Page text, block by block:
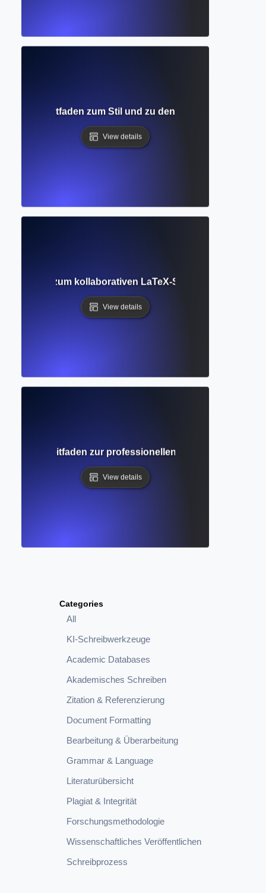
Categories
All
KI-Schreibwerkzeuge
Academic Databases
Akademisches Schreiben
Zitation & Referenzierung
Document Formatting
Bearbeitung & Überarbeitung
Grammar & Language
Literaturübersicht
Plagiat & Integrität
Forschungsmethodologie
Wissenschaftliches Veröffentlichen
Schreibprozess
Leitfaden zum Stil und zu den Regeln der
View details
Leitfaden zum kollaborativen LaTeX-Schreiben und
View details
Leitfaden zur professionellen Strukturierung
View details